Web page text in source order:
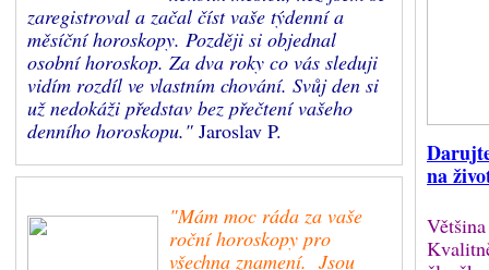
zaregistroval a začal číst vaše týdenní a
měsíční horoskopy. Později si objednal
osobní horoskop. Za dva roky co vás sleduji
vidím rozdíl ve vlastním chování. Svůj den si
už nedokáži představ bez přečtení vašeho
denního horoskopu." Jaroslav P.
"Mám moc ráda za vaše
roční horoskopy pro
všechna znamení. Jsou
na